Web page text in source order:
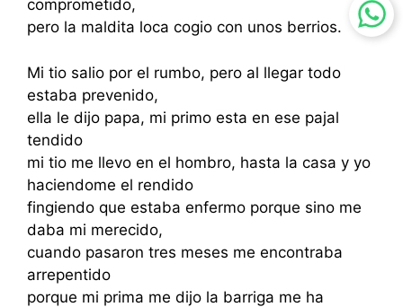
comprometido,
pero la maldita loca cogio con unos berrios.
Mi tio salio por el rumbo, pero al llegar todo
estaba prevenido,
ella le dijo papa, mi primo esta en ese pajal
tendido
mi tio me llevo en el hombro, hasta la casa y yo
haciendome el rendido
fingiendo que estaba enfermo porque sino me
daba mi merecido,
cuando pasaron tres meses me encontraba
arrepentido
porque mi prima me dijo la barriga me ha